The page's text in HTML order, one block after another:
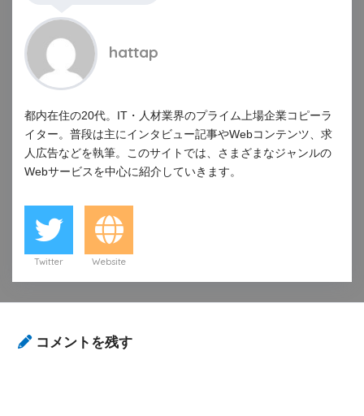
hattap
都内在住の20代。IT・人材業界のプライム上場企業コピーラ
イター。普段は主にインタビュー記事やWebコンテンツ、求
人広告などを執筆。このサイトでは、さまざまなジャンルの
Webサービスを中心に紹介していきます。
Twitter Website
コメントを残す